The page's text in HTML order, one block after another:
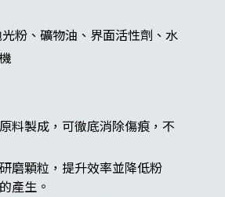
粉、礦物油、界面活性劑、水
料製成，可徹底消除傷痕，不
磨顆粒，提升效率並降低粉
產生。